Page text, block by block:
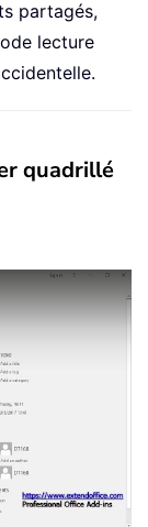
partagés,
lecture
quadrillé